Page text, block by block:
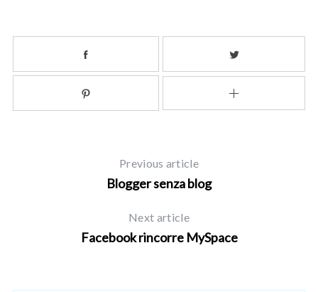
Previous article
Blogger senza blog
Next article
Facebook rincorre MySpace